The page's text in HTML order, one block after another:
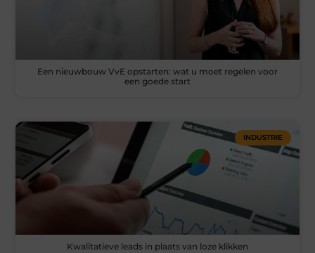
Een nieuwbouw VvE opstarten: wat u moet regelen voor
een goede start
INDUSTRIE
Kwalitatieve leads in plaats van loze klikken